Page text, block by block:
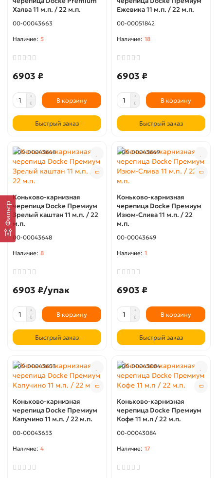
Фильтр
Халва 11 м.п. / 22 м.п.
00-00043663
5
6903 ₽
В корзину
Быстрый заказ
Ежевика 11 м.п. / 22 м.п.
00-00051842
18
6903 ₽
В корзину
Быстрый заказ
00-00043648
Коньково-карнизная
черепица Docke Премиум
Зрелый каштан 11 м.п. / 22
м.п.
00-00043648
8
6903 ₽/упак
В корзину
Быстрый заказ
00-00043649
Коньково-карнизная
черепица Docke Премиум
Изюм-Слива 11 м.п. / 22
м.п.
00-00043649
1
6903 ₽
В корзину
Быстрый заказ
00-00043653
Коньково-карнизная
черепица Docke Премиум
Капучино 11 м.п. / 22 м.п.
00-00043653
4
00-00043084
Коньково-карнизная
черепица Docke Премиум
Кофе 11 м.п / 22 м.п.
00-00043084
17